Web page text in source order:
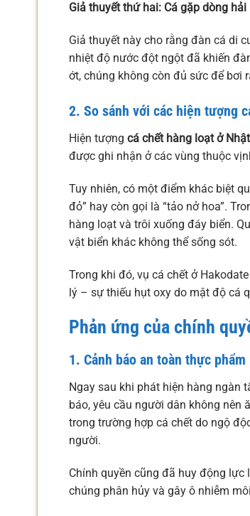
Giả thuyết thứ hai: Cá gặp dòng
Giả thuyết này cho rằng đàn cá di
nhiệt độ nước đột ngột đã khiến
ớt, chúng không còn đủ sức để bơi
2. So sánh với các hiện tượng
Hiện tượng cá chết hàng loạt ở
được ghi nhận ở các vùng thuộc
Tuy nhiên, có một điểm khác biệt
đỏ” hay còn gọi là “tảo nở hoa”.
hàng loạt và trôi xuống đáy biển.
vật biển khác không thể sống sót.
Trong khi đó, vụ cá chết ở
lý – sự thiếu hụt oxy do mật độ cá
Phản ứng của chính
1. Cảnh báo an toàn thực phẩm
Ngay sau khi phát hiện hàng ngàn
báo, yêu cầu người dân không nên
trong trường hợp cá chết do ngộ
người.
Chính quyền cũng đã huy động
chúng phân hủy và gây ô nhiễm